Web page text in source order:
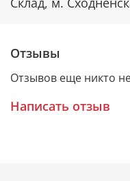
Материалы, из
Церкви.
Отзывы
Отзывов еще никто
Написать отзыв